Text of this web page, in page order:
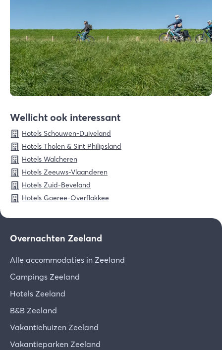
Wellicht ook interessant
Hotels Schouwen-Duiveland
Hotels Tholen & Sint Philipsland
Hotels Walcheren
Hotels Zeeuws-Vlaanderen
Hotels Zuid-Beveland
Hotels Goeree-Overflakkee
Overnachten Zeeland
Alle accommodaties in Zeeland
Campings Zeeland
Hotels Zeeland
B&B Zeeland
Vakantiehuizen Zeeland
Vakantieparken Zeeland